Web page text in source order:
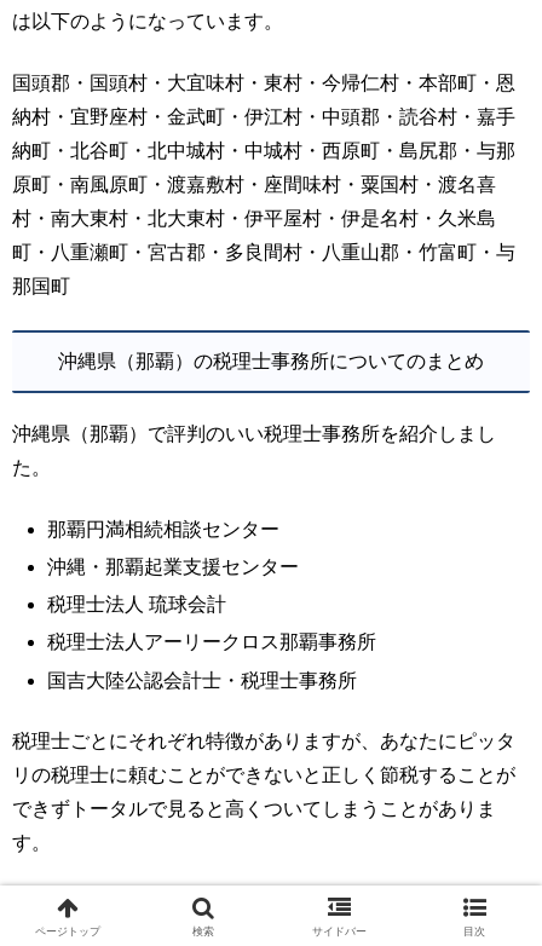
は以下のようになっています。
国頭郡・国頭村・大宜味村・東村・今帰仁村・本部町・恩
納村・宜野座村・金武町・伊江村・中頭郡・読谷村・嘉手
納町・北谷町・北中城村・中城村・西原町・島尻郡・与那
原町・南風原町・渡嘉敷村・座間味村・粟国村・渡名喜
村・南大東村・北大東村・伊平屋村・伊是名村・久米島
町・八重瀬町・宮古郡・多良間村・八重山郡・竹富町・与
那国町
沖縄県（那覇）の税理士事務所についてのまとめ
沖縄県（那覇）で評判のいい税理士事務所を紹介しまし
た。
那覇円満相続相談センター
沖縄・那覇起業支援センター
税理士法人 琉球会計
税理士法人アーリークロス那覇事務所
国吉大陸公認会計士・税理士事務所
税理士ごとにそれぞれ特徴がありますが、あなたにピッタ
リの税理士に頼むことができないと正しく節税することが
できずトータルで見ると高くついてしまうことがありま
す。
そんな事態を防ぐためにも税理士を探すときにはこちらの
税理士紹介サービスを利用することをおすすめします。
ページトップ 検索 サイドバー 目次